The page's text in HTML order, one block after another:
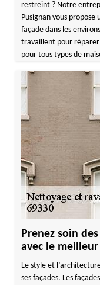
restreint ? Notre
Pusignan vous
façade dans les
travaillent pour
pour tous types de
Prenez soin
avec le
Le style et
ses façades. Les